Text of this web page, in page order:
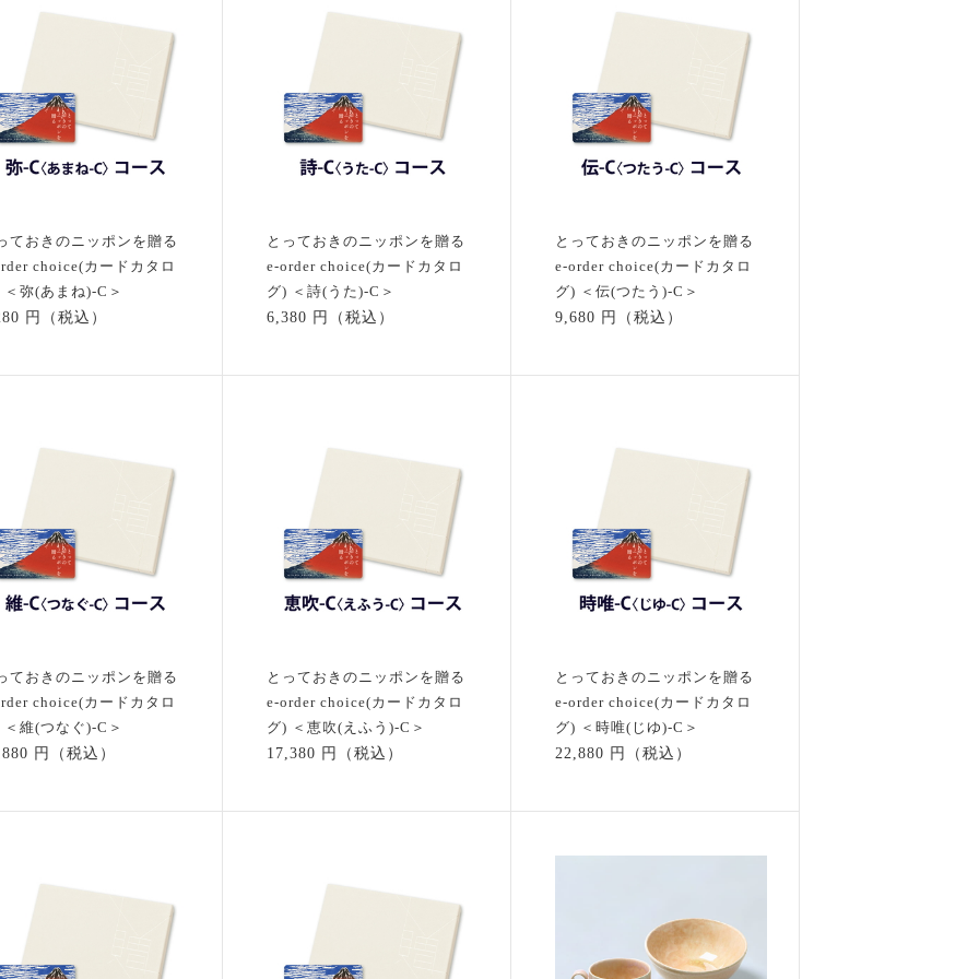
ておきのニッポンを贈る
choice(カードカタロ
＜弥(あまね)-C＞
円（税込）
とっておきのニッポンを贈る
e-order choice(カードカタロ
グ) ＜詩(うた)-C＞
6,380 円（税込）
とっておきのニッポンを贈る
e-order choice(カードカタロ
グ) ＜伝(つたう)-C＞
9,680 円（税込）
ておきのニッポンを贈る
choice(カードカタロ
＜維(つなぐ)-C＞
円（税込）
とっておきのニッポンを贈る
e-order choice(カードカタロ
グ) ＜恵吹(えふう)-C＞
17,380 円（税込）
とっておきのニッポンを贈る
e-order choice(カードカタロ
グ) ＜時唯(じゆ)-C＞
22,880 円（税込）